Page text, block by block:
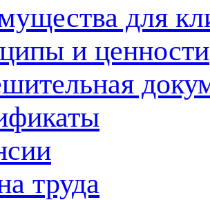
для
и ценности
труда